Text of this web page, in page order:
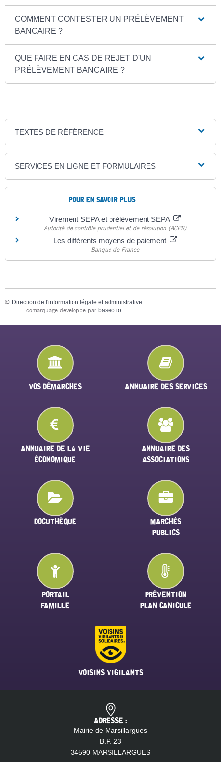
COMMENT CONTESTER UN PRÉLÈVEMENT
BANCAIRE ?
QUE FAIRE EN CAS DE REJET D'UN
PRÉLÈVEMENT BANCAIRE ?
TEXTES DE RÉFÉRENCE
SERVICES EN LIGNE ET FORMULAIRES
POUR EN SAVOIR PLUS
Virement SEPA et prélèvement SEPA
Autorité de contrôle prudentiel et de résolution (ACPR)
Les différents moyens de paiement
Banque de France
© Direction de l'information légale et administrative
comarquage developpé par baseo.io
VOS DÉMARCHES ANNUAIRE DES SERVICES
ANNUAIRE DE LA VIE
ÉCONOMIQUE
ANNUAIRE DES
ASSOCIATIONS
DOCUTHÈQUE
MARCHÉS
PUBLICS
PORTAIL
FAMILLE
PRÉVENTION
PLAN CANICULE
VOISINS VIGILANTS
ADRESSE :
Mairie de Marsillargues
B.P. 23
34590 MARSILLARGUES